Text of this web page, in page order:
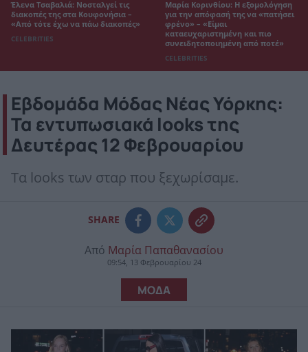
Έλενα Τσαβαλιά: Νοσταλγεί τις
διακοπές της στα Κουφονήσια –
«Από τότε έχω να πάω διακοπές»
CELEBRITIES
Μαρία Κορινθίου: Η εξομολόγηση
για την απόφασή της να «πατήσει
φρένο» – «Είμαι
καταευχαριστημένη και πιο
συνειδητοποιημένη από ποτέ»
CELEBRITIES
Εβδομάδα Μόδας Νέας Υόρκης:
Τα εντυπωσιακά looks της
Δευτέρας 12 Φεβρουαρίου
Τα looks των σταρ που ξεχωρίσαμε.
SHARE
Από Μαρία Παπαθανασίου
09:54, 13 Φεβρουαρίου 24
ΜΟΔΑ